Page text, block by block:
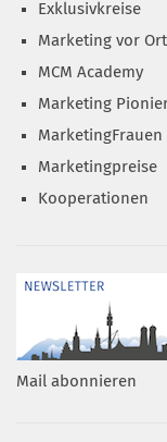
Exklusivkreise
Marketing vor Ort
MCM Academy
Marketing
MarketingFrauen
Marketingpreise
Kooperationen
Mail abonnieren